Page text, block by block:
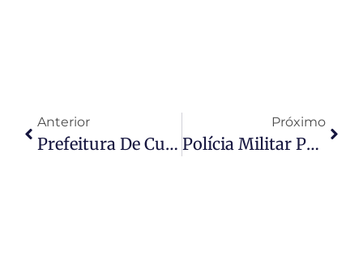
Anterior
Prefeitura De Cuiabá Oferece 20 Vagas Para Auxiliar De Limpeza
Próximo
Polícia Militar Prende Três Faccionados Por Sequestro E Tortura Em Lucas Do Rio Verde